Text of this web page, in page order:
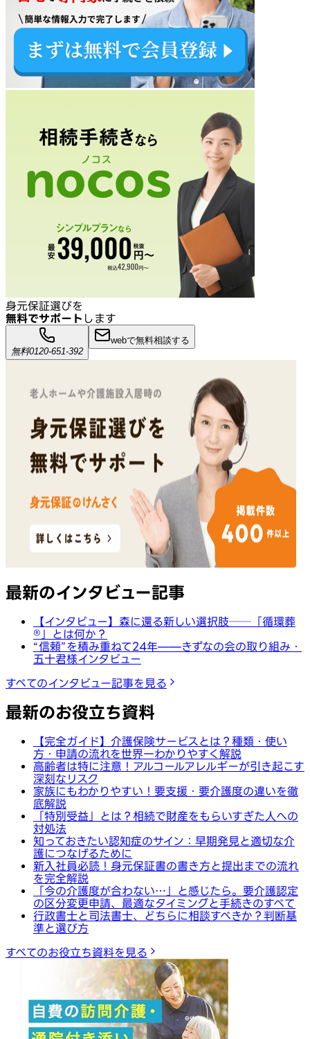
身元保証選びを
無料でサポート します
無料0120-651-392
webで無料相談する
最新のインタビュー記事
【インタビュー】森に還る新しい選択肢──「循環葬
®︎」とは何か？
“信頼”を積み重ねて24年——きずなの会の取り組み・
五十君様インタビュー
すべてのインタビュー記事を見る
最新のお役立ち資料
【完全ガイド】介護保険サービスとは？種類・使い
方・申請の流れを世界一わかりやすく解説
高齢者は特に注意！アルコールアレルギーが引き起こす
深刻なリスク
家族にもわかりやすい！要支援・要介護度の違いを徹
底解説
「特別受益」とは？相続で財産をもらいすぎた人への
対処法
知っておきたい認知症のサイン：早期発見と適切な介
護につなげるために
新入社員必読！身元保証書の書き方と提出までの流れ
を完全解説
「今の介護度が合わない…」と感じたら。要介護認定
の区分変更申請、最適なタイミングと手続きのすべて
行政書士と司法書士、どちらに相談すべきか？判断基
準と選び方
すべてのお役立ち資料を見る